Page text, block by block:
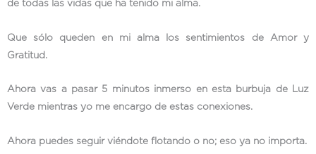
de todas las vidas que ha tenido mi alma.
Que sólo queden en mi alma los sentimientos de Amor y
Gratitud.
Ahora vas a pasar 5 minutos inmerso en esta burbuja de Luz
Verde mientras yo me encargo de estas conexiones.
Ahora puedes seguir viéndote flotando o no; eso ya no importa.